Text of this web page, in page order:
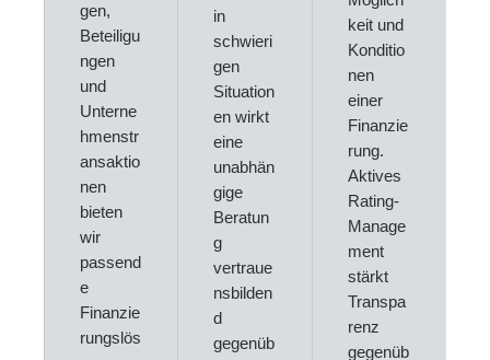
gen,
Beteiligu
ngen
und
Unterne
hmenstr
ansaktio
nen
bieten
wir
passend
e
Finanzie
rungslös
in
schwieri
gen
Situation
en wirkt
eine
unabhän
gige
Beratun
g
vertraue
nsbilden
d
gegenüb
keit und
Konditio
nen
einer
Finanzie
rung.
Aktives
Rating-
Manage
ment
stärkt
Transpa
renz
gegenüb